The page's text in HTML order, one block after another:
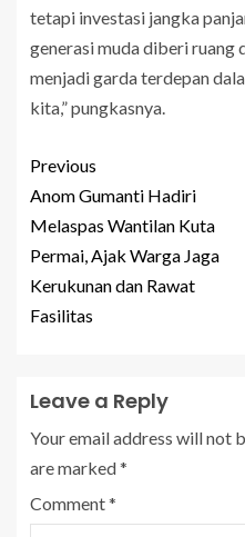
tetapi investasi jangka
generasi muda diberi ruang
menjadi garda terdepan
kita,” pungkasnya.
Previous
Anom Gumanti Hadiri
Melaspas Wantilan Kuta
Permai, Ajak Warga Jaga
Kerukunan dan Rawat
Fasilitas
Leave a Reply
Your email address will not
are marked*
Comment*